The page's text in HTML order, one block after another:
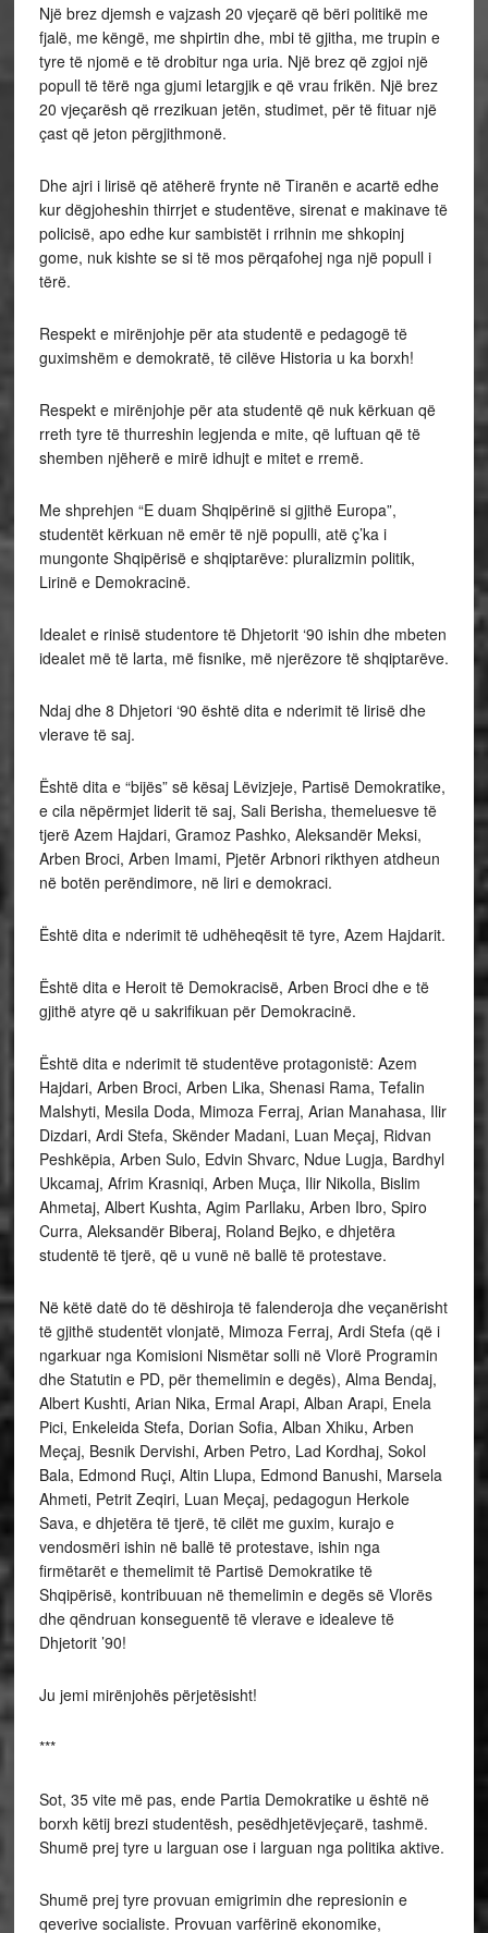
Një brez djemsh e vajzash 20 vjeçarë që bëri politikë me
fjalë, me këngë, me shpirtin dhe, mbi të gjitha, me trupin e
tyre të njomë e të drobitur nga uria. Një brez që zgjoi një
popull të tërë nga gjumi letargjik e që vrau frikën. Një brez
20 vjeçarësh që rrezikuan jetën, studimet, për të fituar një
çast që jeton përgjithmonë.
Dhe ajri i lirisë që atëherë frynte në Tiranën e acartë edhe
kur dëgjoheshin thirrjet e studentëve, sirenat e makinave të
policisë, apo edhe kur sambistët i rrihnin me shkopinj
gome, nuk kishte se si të mos përqafohej nga një popull i
tërë.
Respekt e mirënjohje për ata studentë e pedagogë të
guximshëm e demokratë, të cilëve Historia u ka borxh!
Respekt e mirënjohje për ata studentë që nuk kërkuan që
rreth tyre të thurreshin legjenda e mite, që luftuan që të
shemben njëherë e mirë idhujt e mitet e rremë.
Me shprehjen “E duam Shqipërinë si gjithë Europa”,
studentët kërkuan në emër të një populli, atë ç’ka i
mungonte Shqipërisë e shqiptarëve: pluralizmin politik,
Lirinë e Demokracinë.
Idealet e rinisë studentore të Dhjetorit ‘90 ishin dhe mbeten
idealet më të larta, më fisnike, më njerëzore të shqiptarëve.
Ndaj dhe 8 Dhjetori ‘90 është dita e nderimit të lirisë dhe
vlerave të saj.
Është dita e “bijës” së kësaj Lëvizjeje, Partisë Demokratike,
e cila nëpërmjet liderit të saj, Sali Berisha, themeluesve të
tjerë Azem Hajdari, Gramoz Pashko, Aleksandër Meksi,
Arben Broci, Arben Imami, Pjetër Arbnori rikthyen atdheun
në botën perëndimore, në liri e demokraci.
Është dita e nderimit të udhëheqësit të tyre, Azem Hajdarit.
Është dita e Heroit të Demokracisë, Arben Broci dhe e të
gjithë atyre që u sakrifikuan për Demokracinë.
Është dita e nderimit të studentëve protagonistë: Azem
Hajdari, Arben Broci, Arben Lika, Shenasi Rama, Tefalin
Malshyti, Mesila Doda, Mimoza Ferraj, Arian Manahasa, Ilir
Dizdari, Ardi Stefa, Skënder Madani, Luan Meçaj, Ridvan
Peshkëpia, Arben Sulo, Edvin Shvarc, Ndue Lugja, Bardhyl
Ukcamaj, Afrim Krasniqi, Arben Muça, Ilir Nikolla, Bislim
Ahmetaj, Albert Kushta, Agim Parllaku, Arben Ibro, Spiro
Curra, Aleksandër Biberaj, Roland Bejko, e dhjetëra
studentë të tjerë, që u vunë në ballë të protestave.
Në këtë datë do të dëshiroja të falenderoja dhe veçanërisht
të gjithë studentët vlonjatë, Mimoza Ferraj, Ardi Stefa (që i
ngarkuar nga Komisioni Nismëtar solli në Vlorë Programin
dhe Statutin e PD, për themelimin e degës), Alma Bendaj,
Albert Kushti, Arian Nika, Ermal Arapi, Alban Arapi, Enela
Pici, Enkeleida Stefa, Dorian Sofia, Alban Xhiku, Arben
Meçaj, Besnik Dervishi, Arben Petro, Lad Kordhaj, Sokol
Bala, Edmond Ruçi, Altin Llupa, Edmond Banushi, Marsela
Ahmeti, Petrit Zeqiri, Luan Meçaj, pedagogun Herkole
Sava, e dhjetëra të tjerë, të cilët me guxim, kurajo e
vendosmëri ishin në ballë të protestave, ishin nga
firmëtarët e themelimit të Partisë Demokratike të
Shqipërisë, kontribuuan në themelimin e degës së Vlorës
dhe qëndruan konseguentë të vlerave e idealeve të
Dhjetorit ’90!
Ju jemi mirënjohës përjetësisht!
***
Sot, 35 vite më pas, ende Partia Demokratike u është në
borxh këtij brezi studentësh, pesëdhjetëvjeçarë, tashmë.
Shumë prej tyre u larguan ose i larguan nga politika aktive.
Shumë prej tyre provuan emigrimin dhe represionin e
qeverive socialiste. Provuan varfërinë ekonomike,